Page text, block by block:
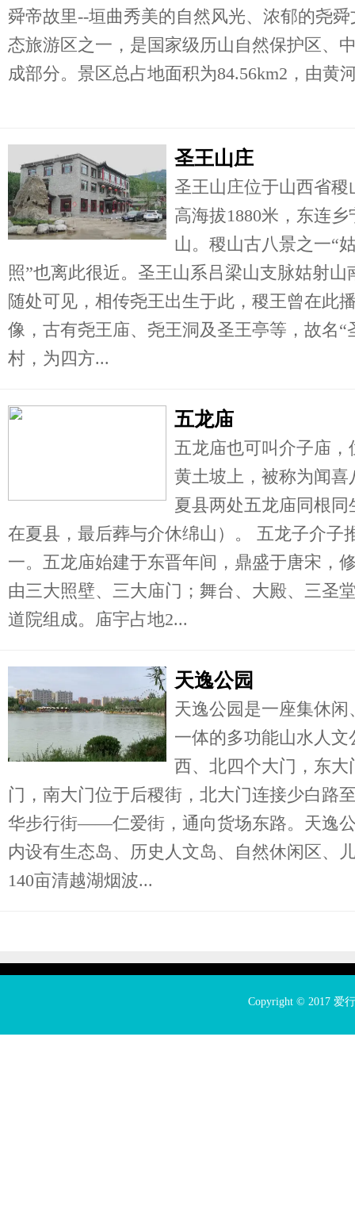
舜帝故里--垣曲秀美的自然风光、浓郁的尧
态旅游区之一，是国家级历山自然保护区、
成部分。景区总占地面积为84.56km2，由黄
圣王山庄
圣王山庄位于山西省
高海拔1880米，东连
山。稷山古八景之一“
照”也离此很近。圣王山系吕梁山支脉姑射
随处可见，相传尧王出生于此，稷王曾在此
像，古有尧王庙、尧王洞及圣王亭等，故名
村，为四方...
五龙庙
五龙庙也可叫介子庙
黄土坡上，被称为闻
夏县两处五龙庙同根
在夏县，最后葬与介休绵山）。 五龙子介子
一。五龙庙始建于东晋年间，鼎盛于唐宋，
由三大照壁、三大庙门；舞台、大殿、三圣
道院组成。庙宇占地2...
天逸公园
天逸公园是一座集休
一体的多功能山水人
西、北四个大门，东
门，南大门位于后稷街，北大门连接少白路
华步行街——仁爱街，通向货场东路。天逸
内设有生态岛、历史人文岛、自然休闲区、
140亩清越湖烟波...
Copyright © 2017 爱